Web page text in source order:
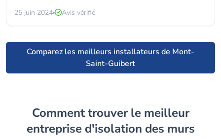
25 juin 2024 Avis vérifié
Comparez les meilleurs installateurs de Mont-
Saint-Guibert
Comment trouver le meilleur
entreprise d'isolation des murs